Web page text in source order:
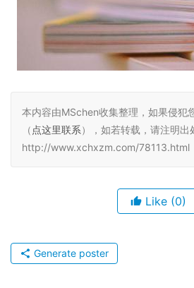
本内容由MSchen收集整理，如果侵犯
（ 点这里联系），如若转载，请注明出
http://www.xchxzm.com/78113.html
Like (0)
Generate poster